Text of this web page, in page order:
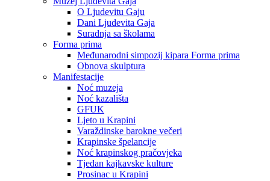
O Ljudevitu Gaju
Dani Ljudevita Gaja
Suradnja sa školama
Forma prima
Međunarodni simpozij kipara Forma prima
Obnova skulptura
Manifestacije
Noć muzeja
Noć kazališta
GFUK
Ljeto u Krapini
Varaždinske barokne večeri
Krapinske špelancije
Noć krapinskog pračovjeka
Tjedan kajkavske kulture
Prosinac u Krapini